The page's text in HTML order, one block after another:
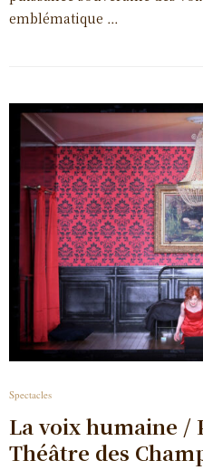
emblématique …
Spectacles
La voix humaine /
Théâtre des